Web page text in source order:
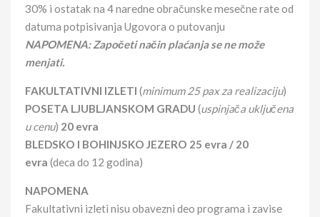
30% i ostatak na 4 naredne obračunske mesečne rate od
datuma potpisivanja Ugovora o putovanju
NAPOMENA: Započeti način plaćanja se ne može
menjati.
FAKULTATIVNI IZLETI (minimum 25 pax za realizaciju)
POSETA LJUBLJANSKOM GRADU (uspinjača uključena
u cenu) 20 evra
BLEDSKO I BOHINJSKO JEZERO 25 evra / 20
evra (deca do 12 godina)
NAPOMENA
Fakultativni izleti nisu obavezni deo programa i zavise